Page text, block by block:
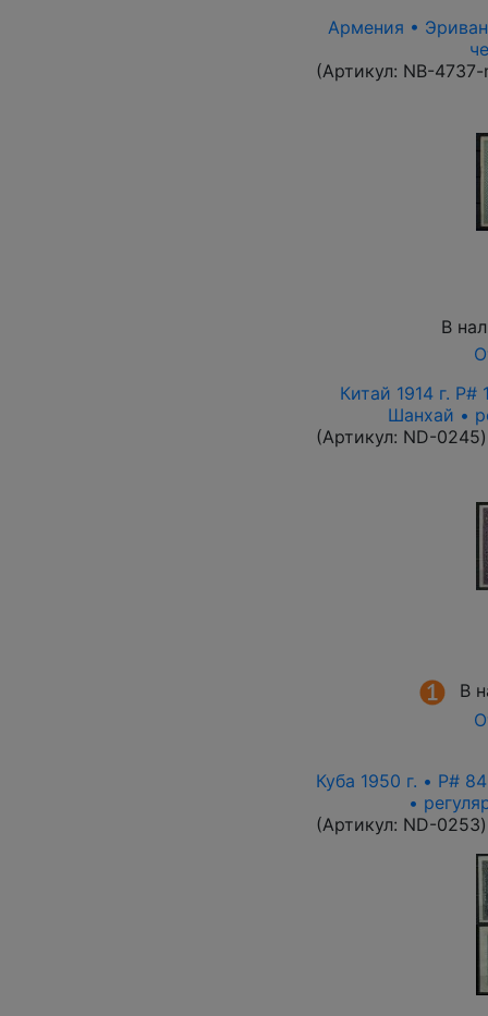
Армения •
(Артикул: NB-4737-
В
Китай 1914 г.
Шанхай •
(Артикул: ND-0245)
В
Куба 1950 г. • P#
•
(Артикул: ND-0253)